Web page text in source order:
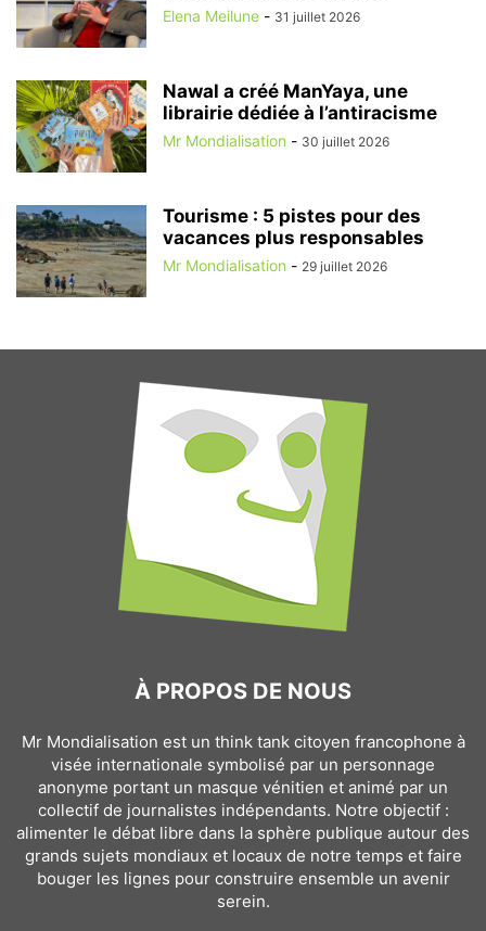
Elena Meilune - 31 juillet 2026
Nawal a créé ManYaya, une
librairie dédiée à l’antiracisme
Mr Mondialisation - 30 juillet 2026
Tourisme : 5 pistes pour des
vacances plus responsables
Mr Mondialisation - 29 juillet 2026
À PROPOS DE NOUS
Mr Mondialisation est un think tank citoyen francophone à
visée internationale symbolisé par un personnage
anonyme portant un masque vénitien et animé par un
collectif de journalistes indépendants. Notre objectif :
alimenter le débat libre dans la sphère publique autour des
grands sujets mondiaux et locaux de notre temps et faire
bouger les lignes pour construire ensemble un avenir
serein.